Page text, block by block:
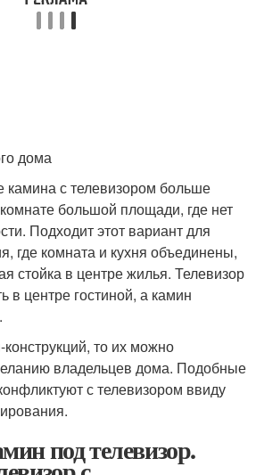
дома
камина с телевизором больше
большой площади, где нет
Подходит этот вариант для
где комната и кухня объединены,
стойка в центре жилья. Телевизор
в центре гостиной, а камин
то их можно
владельцев дома. Подобные
с телевизором ввиду
под телевизор.